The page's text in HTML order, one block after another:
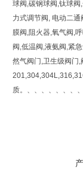
球阀,碳钢球阀,钛球
力式调节阀, 电动二
膜阀,阻火器,氧气阀,
阀,低温阀,液氨阀,紧
然气阀门,卫生级阀门
质。、、、、、、、